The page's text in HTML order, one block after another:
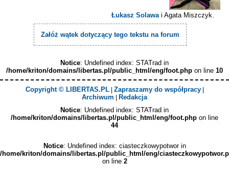
Łukasz Solawai Agata Miszczyk.
Załóż wątek dotyczący tego tekstu na forum
Notice: Undefined index: STATrad in
/home/kriton/domains/libertas.pl/public_html/eng/foot.php on line 10
Copyright © LIBERTAS.PL| Zapraszamy do współpracy|
Archiwum
Redakcja
Notice: Undefined index: STATrad in
/home/kriton/domains/libertas.pl/public_html/eng/foot.php on line
44
Notice: Undefined index: ciasteczkowypotwor in
/home/kriton/domains/libertas.pl/public_html/eng/
on line 2